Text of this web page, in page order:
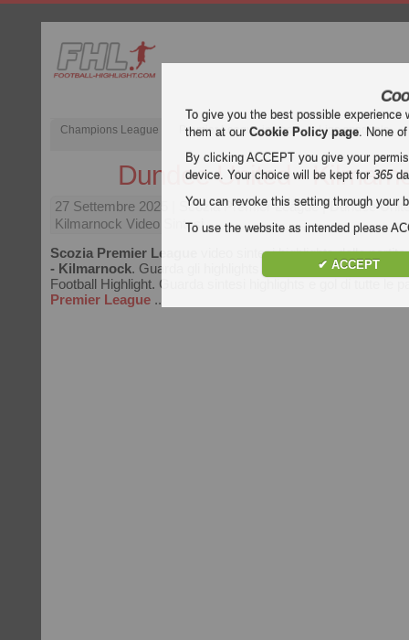
Champions League Premier League inglese Liga spagnola
Dundee United -
27 Settembre 2025
| Scozia Premier League | Dundee
Kilmarnock Video Sintesi
Scozia Premier League
video sintesi highlights della partita
- Kilmarnock. Guarda gli highlights di Dundee United -
Football Highlight. Guarda sintesi highlights e gol di tutte le
Premier League ..
To give you the best possible
them at ourCookie Policy page. None
By clicking ACCEPT you give your
device. Your choice will be kept for365
You can revoke this setting through your
To use the website as intended please
✔ ACCEPT